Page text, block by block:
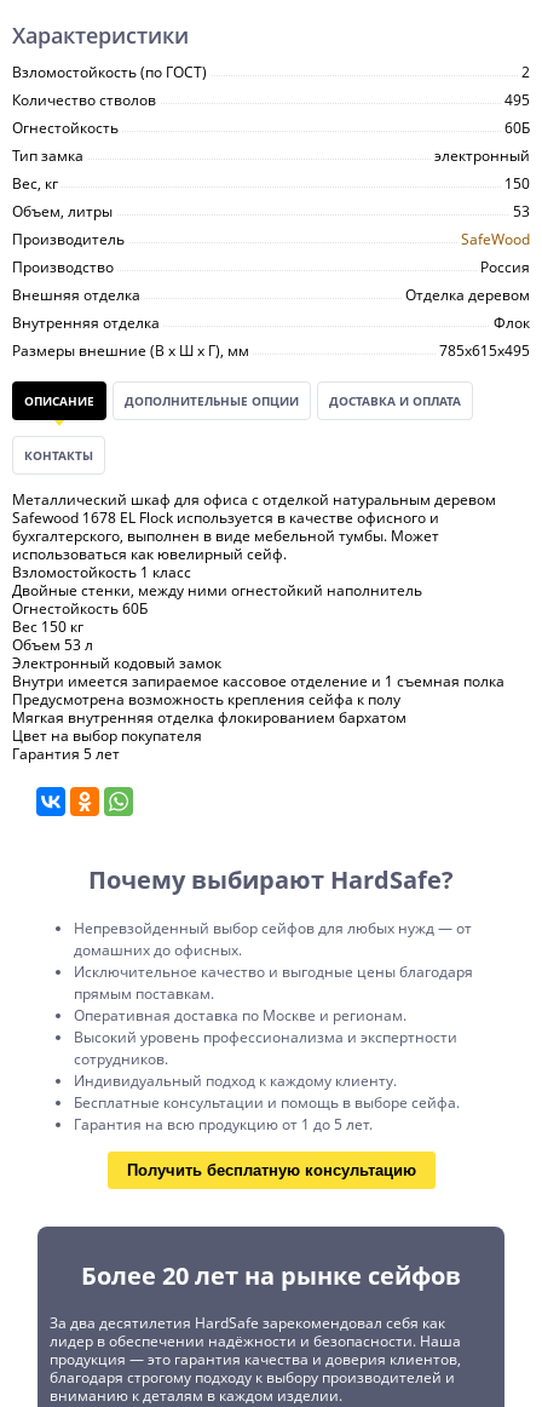
Характеристики
Взломостойкость (по ГОСТ)
2
Количество стволов
495
Огнестойкость
60Б
Тип замка
электронный
Вес, кг
150
Объем, литры
53
Производитель
SafeWood
Производство
Россия
Внешняя отделка
Отделка деревом
Внутренняя отделка
Флок
Размеры внешние (В х Ш х Г), мм
785х615х495
ОПИСАНИЕ ДОПОЛНИТЕЛЬНЫЕ ОПЦИИ ДОСТАВКА И ОПЛАТА
КОНТАКТЫ
Металлический шкаф для офиса с отделкой натуральным деревом
Safewood 1678 EL Flock используется в качестве офисного и
бухгалтерского, выполнен в виде мебельной тумбы. Может
использоваться как ювелирный сейф.
Взломостойкость 1 класс
Двойные стенки, между ними огнестойкий наполнитель
Огнестойкость 60Б
Вес 150 кг
Объем 53 л
Электронный кодовый замок
Внутри имеется запираемое кассовое отделение и 1 съемная полка
Предусмотрена возможность крепления сейфа к полу
Мягкая внутренняя отделка флокированием бархатом
Цвет на выбор покупателя
Гарантия 5 лет
Почему выбирают HardSafe?
Непревзойденный выбор сейфов для любых нужд — от
домашних до офисных.
Исключительное качество и выгодные цены благодаря
прямым поставкам.
Оперативная доставка по Москве и регионам.
Высокий уровень профессионализма и экспертности
сотрудников.
Индивидуальный подход к каждому клиенту.
Бесплатные консультации и помощь в выборе сейфа.
Гарантия на всю продукцию от 1 до 5 лет.
Получить бесплатную консультацию
Более 20 лет на рынке сейфов
За два десятилетия HardSafe зарекомендовал себя как
лидер в обеспечении надёжности и безопасности. Наша
продукция — это гарантия качества и доверия клиентов,
благодаря строгому подходу к выбору производителей и
вниманию к деталям в каждом изделии.